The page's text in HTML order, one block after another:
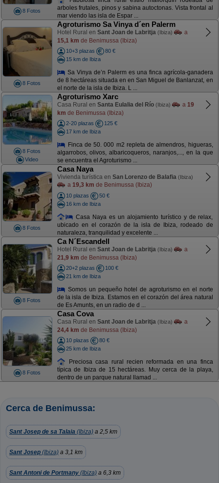
8 Fotos
arboles frutales, pinos y sabina autoctonas. Vista frontal al
mar viendo las isla de Espar ...
8 Fotos
Agroturismo Sa Vinya d´en Palerm
Hotel Rural en Sant Joan de Labritja (Ibiza)
a
15,1 km de Benimussa (Ibiza)
10+3 plazas
80 €
15 km de Ibiza
Sa Vinya de’n Palerm es una finca agrícola-ganadera
de 8 hectáreas situada en en San Miguel de Banlanzat, en
el norte de la isla de Ibiza. L ...
8 Fotos
Video
Agroturismo Xarc
Casa Rural en Santa Eulalia del Río (Ibiza) a 19
km de Benimussa (Ibiza)
2-20 plazas
125 €
17 km de Ibiza
Finca de 50. 000 m2 repleta de almendros, higueras,
algarrobos, olivos, albaricoqueros, naranjos,..., en la que
se encuentra el Agroturismo ...
8 Fotos
Casa Naya
Vivienda turística en San Lorenzo de Balafia (Ibiza)
a 19,3 km de Benimussa (Ibiza)
10 plazas
50 €
16 km de Ibiza
Casa Naya es un alojamiento turístico y de relax,
ubicado en el corazón de la isla de Ibiza, rodeado de
naturaleza, tranquilidad y excelente ...
8 Fotos
Ca N´Escandell
Hotel Rural en Sant Joan de Labritja (Ibiza)
a
21,9 km de Benimussa (Ibiza)
20+2 plazas
100 €
21 km de Ibiza
Somos un pequeño hotel de agroturismo en el norte
de la isla de Ibiza. Estamos en el corazón del área natural
de Es Amunts, en un radio de d ...
8 Fotos
Casa Cova
Casa Rural en Sant Joan de Labritja (Ibiza)
a
24,4 km de Benimussa (Ibiza)
10 plazas
80 €
25 km de Ibiza
Preciosa casa rural recien reformada en una finca
típica de Ibiza de 15 hectáreas. Muy cerca de la playa,
dentro de un parque natural llamad ...
Cerca de Benimussa:
Sant Josep de sa Talaia (Ibiza) a 2,5 km
Sant Josep (Ibiza) a 3,1 km
Sant Antoni de Portmany (Ibiza) a 6,3 km